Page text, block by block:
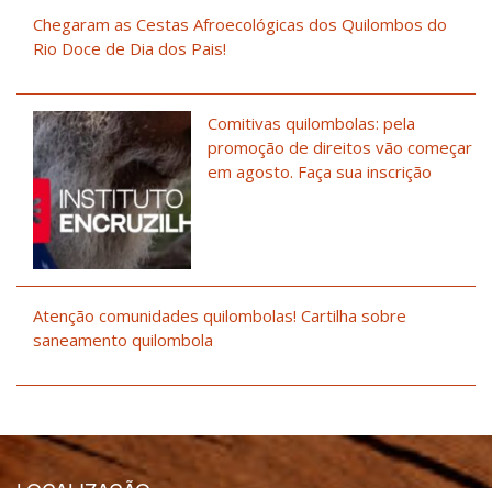
Chegaram as Cestas Afroecológicas dos Quilombos do
Rio Doce de Dia dos Pais!
Comitivas quilombolas: pela
promoção de direitos vão começar
em agosto. Faça sua inscrição
Atenção comunidades quilombolas! Cartilha sobre
saneamento quilombola